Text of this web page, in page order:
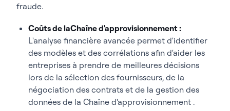
fraude.
Coûts de laChaîne d'approvisionnement :
L'analyse financière avancée permet d'identifier
des modèles et des corrélations afin d'aider les
entreprises à prendre de meilleures décisions
lors de la sélection des fournisseurs, de la
négociation des contrats et de la gestion des
données de la Chaîne d'approvisionnement .